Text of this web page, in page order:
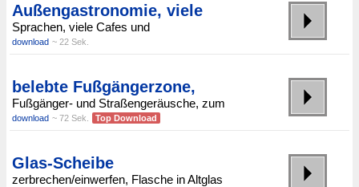
Außengastronomie, viele
Sprachen, viele Cafes und
download ~ 22 Sek.
belebte Fußgängerzone,
Fußgänger- und Straßengeräusche, zum
download ~ 72 Sek. Top Download
Glas-Scheibe
zerbrechen/einwerfen, Flasche in Altglas